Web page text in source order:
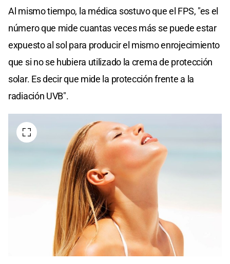
Al mismo tiempo, la médica sostuvo que el FPS, "es el
número que mide cuantas veces más se puede estar
expuesto al sol para producir el mismo enrojecimiento
que si no se hubiera utilizado la crema de protección
solar. Es decir que mide la protección frente a la
radiación UVB".